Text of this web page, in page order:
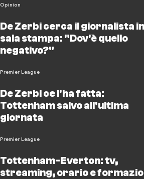
Opinion
De Zerbi cerca il giornalista in
sala stampa: "Dov'è quello
negativo?"
Premier League
De Zerbi ce l'ha fatta:
Tottenham salvo all'ultima
giornata
Premier League
Tottenham-Everton: tv,
streaming, orario e